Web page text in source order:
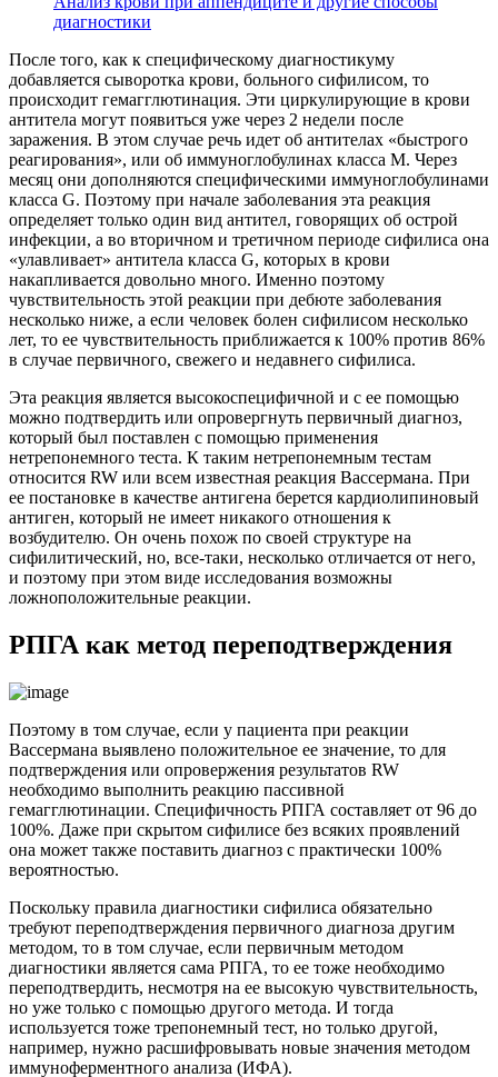
диагностики
После того, как к специфическому диагностикуму
добавляется сыворотка крови, больного сифилисом, то
происходит гемагглютинация. Эти циркулирующие в крови
антитела могут появиться уже через 2 недели после
заражения. В этом случае речь идет об антителах «быстрого
реагирования», или об иммуноглобулинах класса М. Через
месяц они дополняются специфическими иммуноглобулинами
класса G. Поэтому при начале заболевания эта реакция
определяет только один вид антител, говорящих об острой
инфекции, а во вторичном и третичном периоде сифилиса она
«улавливает» антитела класса G, которых в крови
накапливается довольно много. Именно поэтому
чувствительность этой реакции при дебюте заболевания
несколько ниже, а если человек болен сифилисом несколько
лет, то ее чувствительность приближается к 100% против 86%
в случае первичного, свежего и недавнего сифилиса.
Эта реакция является высокоспецифичной и с ее помощью
можно подтвердить или опровергнуть первичный диагноз,
который был поставлен с помощью применения
нетрепонемного теста. К таким нетрепонемным тестам
относится RW или всем известная реакция Вассермана. При
ее постановке в качестве антигена берется кардиолипиновый
антиген, который не имеет никакого отношения к
возбудителю. Он очень похож по своей структуре на
сифилитический, но, все-таки, несколько отличается от него,
и поэтому при этом виде исследования возможны
ложноположительные реакции.
РПГА как метод переподтверждения
Поэтому в том случае, если у пациента при реакции
Вассермана выявлено положительное ее значение, то для
подтверждения или опровержения результатов RW
необходимо выполнить реакцию пассивной
гемагглютинации. Специфичность РПГА составляет от 96 до
100%. Даже при скрытом сифилисе без всяких проявлений
она может также поставить диагноз с практически 100%
вероятностью.
Поскольку правила диагностики сифилиса обязательно
требуют переподтверждения первичного диагноза другим
методом, то в том случае, если первичным методом
диагностики является сама РПГА, то ее тоже необходимо
переподтвердить, несмотря на ее высокую чувствительность,
но уже только с помощью другого метода. И тогда
используется тоже трепонемный тест, но только другой,
например, нужно расшифровывать новые значения методом
иммуноферментного анализа (ИФА).